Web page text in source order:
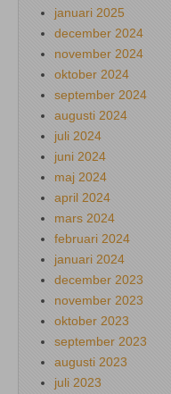
januari 2025
december 2024
november 2024
oktober 2024
september 2024
augusti 2024
juli 2024
juni 2024
maj 2024
april 2024
mars 2024
februari 2024
januari 2024
december 2023
november 2023
oktober 2023
september 2023
augusti 2023
juli 2023